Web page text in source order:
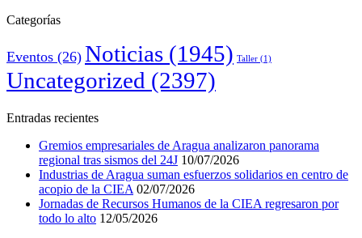
Categorías
Eventos (26) Noticias (1945) Taller (1)
Uncategorized (2397)
Entradas recientes
Gremios empresariales de Aragua analizaron panorama
regional tras sismos del 24J 10/07/2026
Industrias de Aragua suman esfuerzos solidarios en centro de
acopio de la CIEA 02/07/2026
Jornadas de Recursos Humanos de la CIEA regresaron por
todo lo alto 12/05/2026